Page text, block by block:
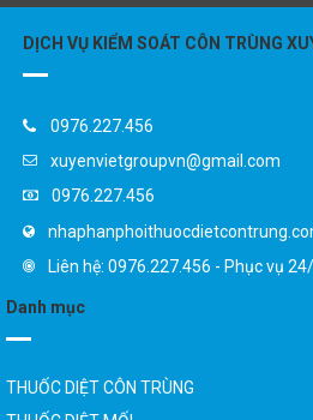
DỊCH VỤ KIỂM SOÁT CÔN TRÙNG
THUỐC DIỆT CÔN TRÙNG
THUỐC DIỆT MỐI